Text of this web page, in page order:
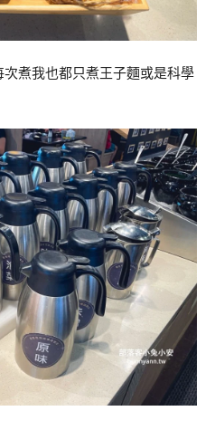
煮我也都只煮王子麵或是科學